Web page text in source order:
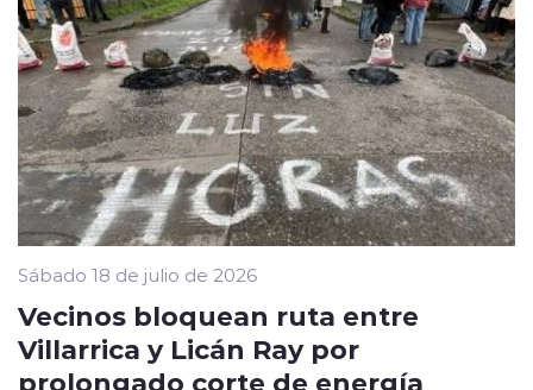
Sábado 18 de julio de 2026
Vecinos bloquean ruta entre
Villarrica y Licán Ray por
prolongado corte de energía